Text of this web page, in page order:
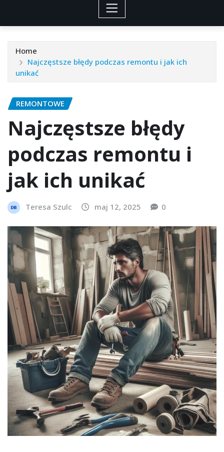
Home
Najczęstsze błędy podczas remontu i jak ich
unikać
REMONTOWE
Najczęstsze błędy
podczas remontu i
jak ich unikać
Teresa Szulc maj 12, 2025 0